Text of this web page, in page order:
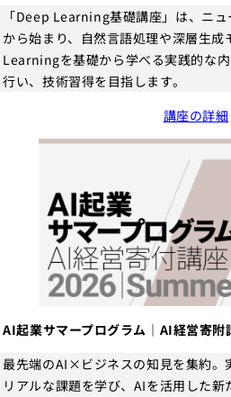
「Deep Learning基礎講座」は、ニ
から始まり、自然言語処理や深層生
Learningを基礎から学べる実践的な
行い、技術習得を目指します。
講座の詳細
AI起業サマープログラム｜AI経営寄
最先端のAI×ビジネスの知見を集約。
リアルな課題を学び、AIを活用した